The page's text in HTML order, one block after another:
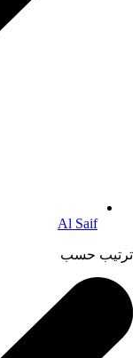
Al Saif
ترتيب حسب